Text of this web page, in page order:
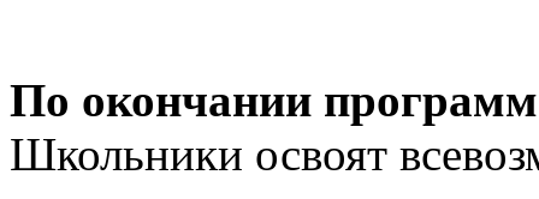
По окончании
Школьники освоят